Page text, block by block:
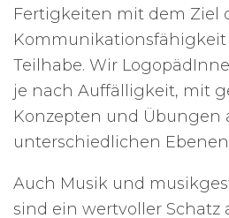
Fertigkeiten mit dem Ziel
Kommunikationsfähigkeit
Teilhabe. Wir
je nach Auffälligkeit, mit
Konzepten und Übungen
unterschiedlichen
Auch Musik und
sind ein wertvoller Schatz